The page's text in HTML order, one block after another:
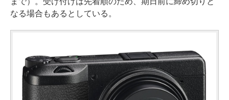
なる場合もあるとしている。